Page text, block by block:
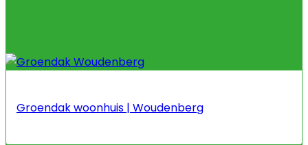
Groendak woonhuis | Woudenberg